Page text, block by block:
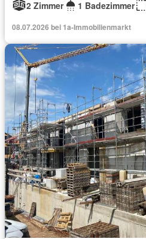
2 Zimmer 1 Badezimmer
08.07.2026 bei 1a-Immobilienmarkt